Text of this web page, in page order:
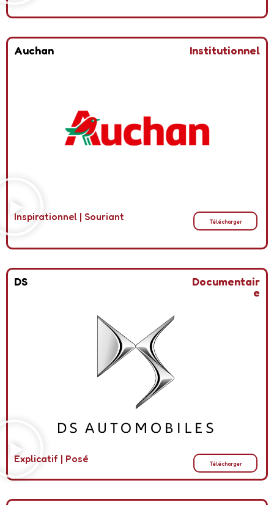
Auchan Institutionnel
Inspirationnel | Souriant Télécharger
DS
Documentair
e
Explicatif | Posé Télécharger